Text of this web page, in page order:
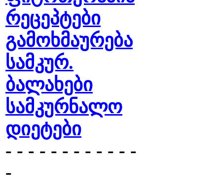
რეცეპტები
გამოხმაურება
სამკურ.
ბალახები
სამკურნალო
დიეტები
- - - - - - - - - - - -
-